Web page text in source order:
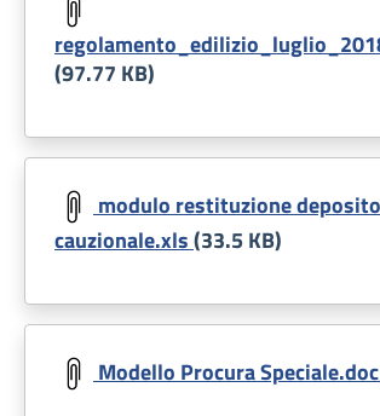
(97.77 KB)
Document
modulo restituzione deposito
cauzionale.xls(33.5 KB)
Document
Modello Procura Speciale.doc